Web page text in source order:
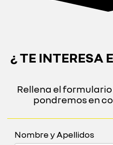
¿ TE INTERESA
Rellena el
pondremos en
Nombre y Apellidos